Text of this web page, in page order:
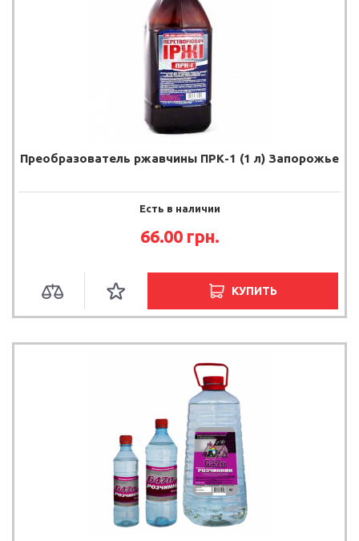
Преобразователь ржавчины ПРК-1 (1 л) Запорожье
Есть в наличии
66.00 грн.
КУПИТЬ